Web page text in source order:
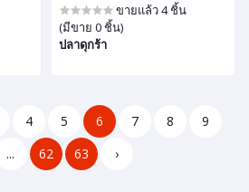
ขายแล้ว 4 ชิ้น
(มีขาย 0 ชิ้น)
ปลาดุกร้า
4 5 6 7 8
9
... 62 63 ›